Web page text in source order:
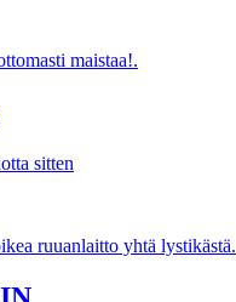
maistaa!.
sitten
ruuanlaitto yhtä lystikästä.